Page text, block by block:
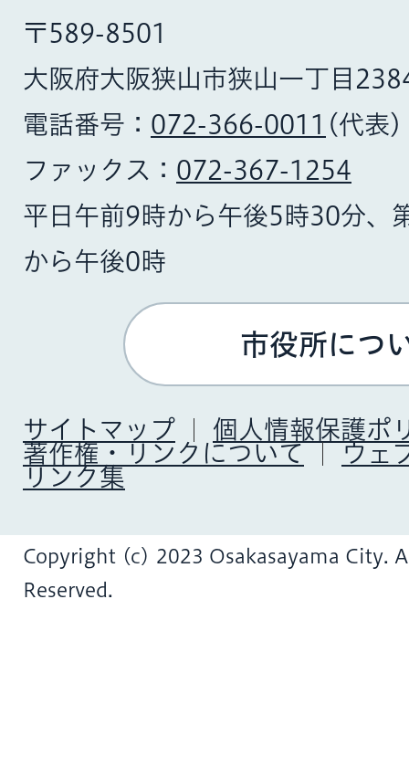
〒589-8501
大阪府大阪狭山市狭山一丁目
電話番号： 072-366-0011 (代表)
ファックス： 072-367-1254
平日午前9時から午後5時30分、
から午後0時
市役所につ
サイトマップ
個人情報保護ポ
著作権・リンクについて
ウェ
リンク集
Copyright (c) 2023 Osakasayama City.
Reserved.